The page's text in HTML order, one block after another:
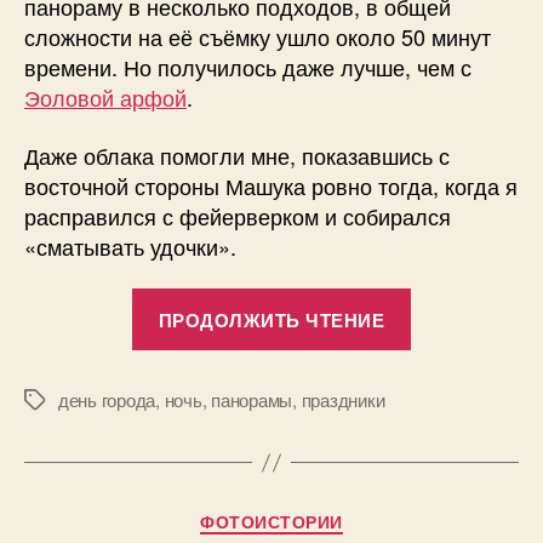
сложности на её съёмку ушло около 50 минут
времени. Но получилось даже лучше, чем с
Эоловой арфой.
Даже облака помогли мне, показавшись с
восточной стороны Машука ровно тогда, когда я
расправился с фейерверком и собирался
«сматывать удочки».
ПРОДОЛЖИТЬ ЧТЕНИЕ
–
Меткидень города, ночь, панорамы, праздники
Рубрики
ФОТОИСТОРИИ